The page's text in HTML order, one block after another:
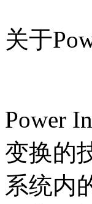
关于
Power
变换的
系统内